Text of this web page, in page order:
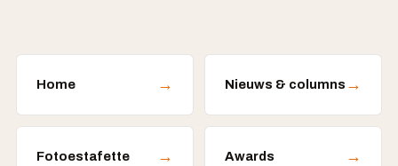
Home → Nieuws & columns →
Fotoestafette → Awards →